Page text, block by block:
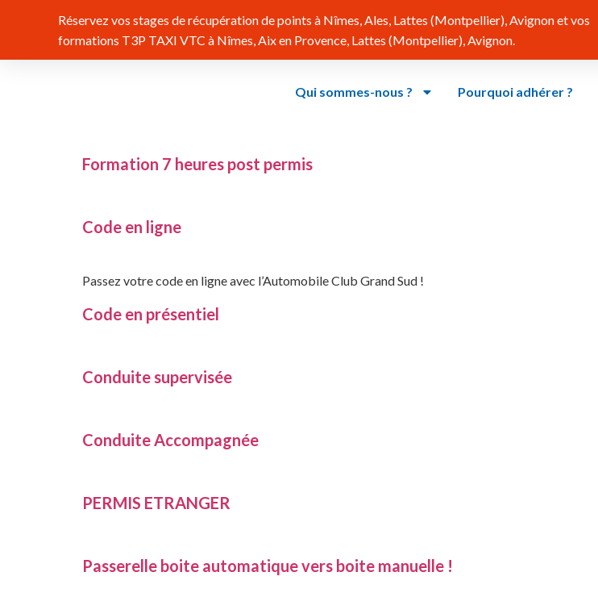
Réservez vos stages de récupération de points à Nîmes, Ales, Lattes (Montpellier), Avignon et vos
formations T3P TAXI VTC à Nîmes, Aix en Provence, Lattes (Montpellier), Avignon.
Qui sommes-nous ? Pourquoi adhérer ?
Formation 7 heures post permis
Code en ligne
Passez votre code en ligne avec l’Automobile Club Grand Sud !
Code en présentiel
Conduite supervisée
Conduite Accompagnée
PERMIS ETRANGER
Passerelle boite automatique vers boite manuelle !